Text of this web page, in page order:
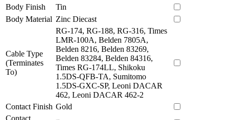
Body Finish
Tin
Body Material Zinc Diecast
Cable Type
(Terminates
To)
RG-174, RG-188, RG-316, Times
LMR-100A, Belden 7805A,
Belden 8216, Belden 83269,
Belden 83284, Belden 84316,
Times RG-174LL, Shikoku
1.5DS-QFB-TA, Sumitomo
1.5DS-GXC-SP, Leoni DACAR
462, Leoni DACAR 462-2
Contact Finish Gold
Contact